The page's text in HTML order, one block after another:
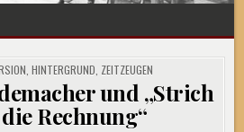
HINTERGRUND ZEITZEUGEN
und „Strich
Rechnung“